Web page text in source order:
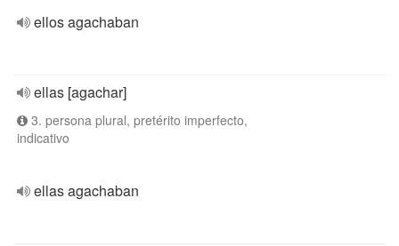
ellos agachaban
ellas [agachar]
3. persona plural, pretérito imperfecto,
indicativo
ellas agachaban